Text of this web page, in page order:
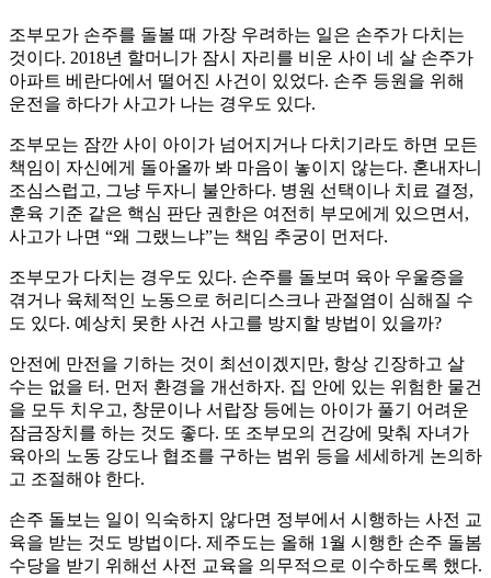
조부모가 손주를 돌볼 때 가장 우려하는 일은 손주가 다치는
것이다. 2018년 할머니가 잠시 자리를 비운 사이 네 살 손주가
아파트 베란다에서 떨어진 사건이 있었다. 손주 등원을 위해
운전을 하다가 사고가 나는 경우도 있다.
조부모는 잠깐 사이 아이가 넘어지거나 다치기라도 하면 모든
책임이 자신에게 돌아올까 봐 마음이 놓이지 않는다. 혼내자니
조심스럽고, 그냥 두자니 불안하다. 병원 선택이나 치료 결정,
훈육 기준 같은 핵심 판단 권한은 여전히 부모에게 있으면서,
사고가 나면 “왜 그랬느냐”는 책임 추궁이 먼저다.
조부모가 다치는 경우도 있다. 손주를 돌보며 육아 우울증을
겪거나 육체적인 노동으로 허리디스크나 관절염이 심해질 수
도 있다. 예상치 못한 사건 사고를 방지할 방법이 있을까?
안전에 만전을 기하는 것이 최선이겠지만, 항상 긴장하고 살
수는 없을 터. 먼저 환경을 개선하자. 집 안에 있는 위험한 물건
을 모두 치우고, 창문이나 서랍장 등에는 아이가 풀기 어려운
잠금장치를 하는 것도 좋다. 또 조부모의 건강에 맞춰 자녀가
육아의 노동 강도나 협조를 구하는 범위 등을 세세하게 논의하
고 조절해야 한다.
손주 돌보는 일이 익숙하지 않다면 정부에서 시행하는 사전 교
육을 받는 것도 방법이다. 제주도는 올해 1월 시행한 손주 돌봄
수당을 받기 위해선 사전 교육을 의무적으로 이수하도록 했다.